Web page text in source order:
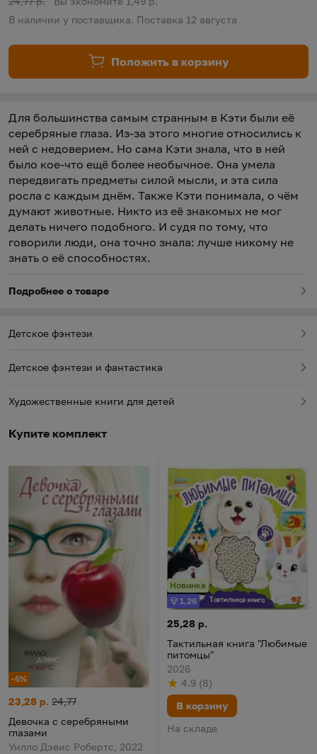
В наличии у поставщика. Поставка 12 августа
Положить в корзину
Для большинства самым странным в Кэти были её
серебряные глаза. Из-за этого многие относились к
ней с недоверием. Но сама Кэти знала, что в ней
было кое-что ещё более необычное. Она умела
передвигать предметы силой мысли, и эта сила
росла с каждым днём. Также Кэти понимала, о чём
думают животные. Никто из её знакомых не мог
делать ничего подобного. И судя по тому, что
говорили люди, она точно знала: лучше никому не
знать о её способностях.
Подробнее о товаре
Детское фэнтези
Детское фэнтези и фантастика
Художественные книги для детей
Купите комплект
-6%
Девочка с серебряными глазами
Цена:
23,28 р.
Старая цена:
24,77
Девочка с серебряными
глазами
Уилло Дэвис Робертс, 2022
Новинка
Бонус
1,26
Тактильная книга "Любимые
Цена:
25,28 р.
Тактильная книга "Любимые
питомцы"
2026
Рейтинг
4.9
из 5 (
по результату
8
голосов )
В корзину
На складе